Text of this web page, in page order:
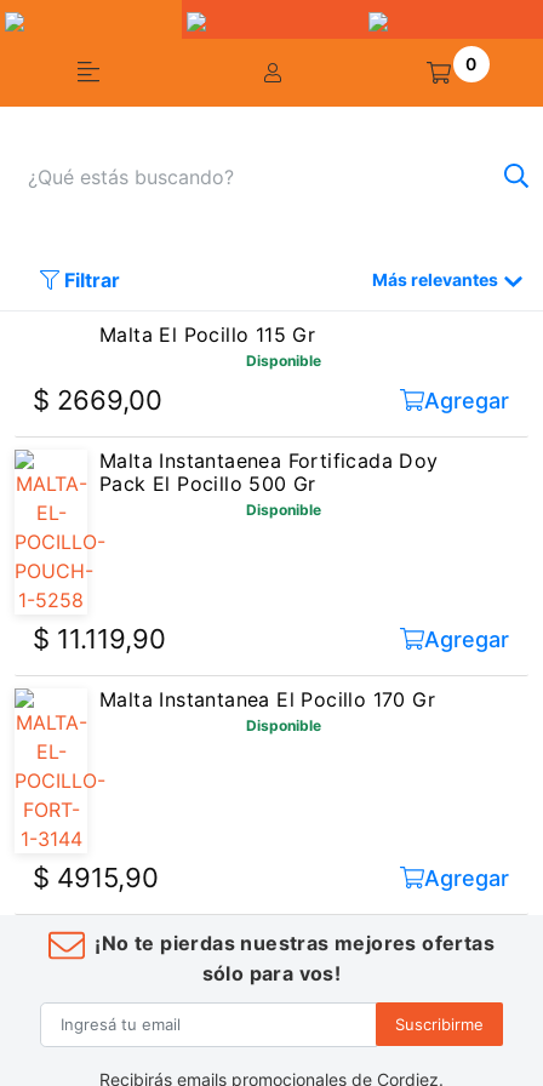
0
Filtrar Más relevantes
Malta El Pocillo 115 Gr
Disponible
$ 2669,00 Agregar
Malta Instantaenea Fortificada Doy
Pack El Pocillo 500 Gr
Disponible
$ 11.119,90 Agregar
Malta Instantanea El Pocillo 170 Gr
Disponible
$ 4915,90 Agregar
¡No te pierdas nuestras mejores ofertas
sólo para vos!
Suscribirme
Recibirás emails promocionales de Cordiez.